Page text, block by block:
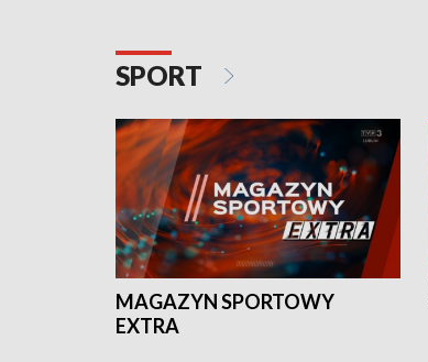
SPORT
MAGAZYN SPORTOWY
EXTRA